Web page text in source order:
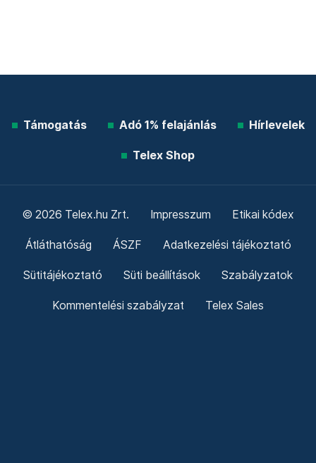
Támogatás Adó 1% felajánlás Hírlevelek
Telex Shop
© 2026 Telex.hu Zrt. Impresszum Etikai kódex
Átláthatóság ÁSZF Adatkezelési tájékoztató
Sütitájékoztató Süti beállítások Szabályzatok
Kommentelési szabályzat Telex Sales